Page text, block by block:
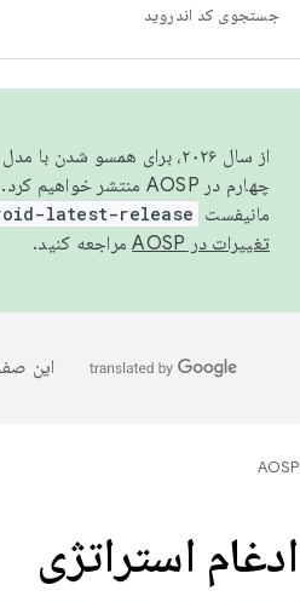
جستجوی کد اندروید
از سال ۲۰۲۶، برای همسو
چهارم در AOSP منتشر خواهیم کرد. برای ساخت و مشارکت در AOSP،
مانیفست latest-release
تغییرات در AOSP
مراجعه کنید.
این
AOSP
ادغام استراتژی